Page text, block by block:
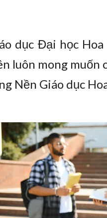
dục Đại học
luôn mong muốn
Nền Giáo dục